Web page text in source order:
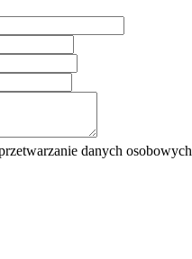
danych osobowych